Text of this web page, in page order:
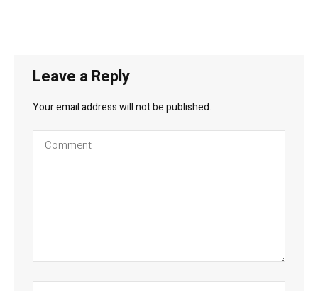
Leave a Reply
Your email address will not be published.